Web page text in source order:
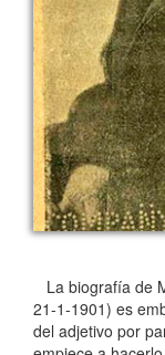
La biografía de
21-1-1901) es
del adjetivo por